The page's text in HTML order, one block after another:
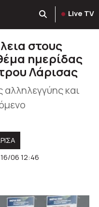
Live TV
στους
ημερίδας
Λάρισας
αλληλεγγύης και
16/06 12:46